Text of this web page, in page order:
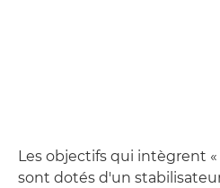
Les objectifs qui intègrent
sont dotés d'un